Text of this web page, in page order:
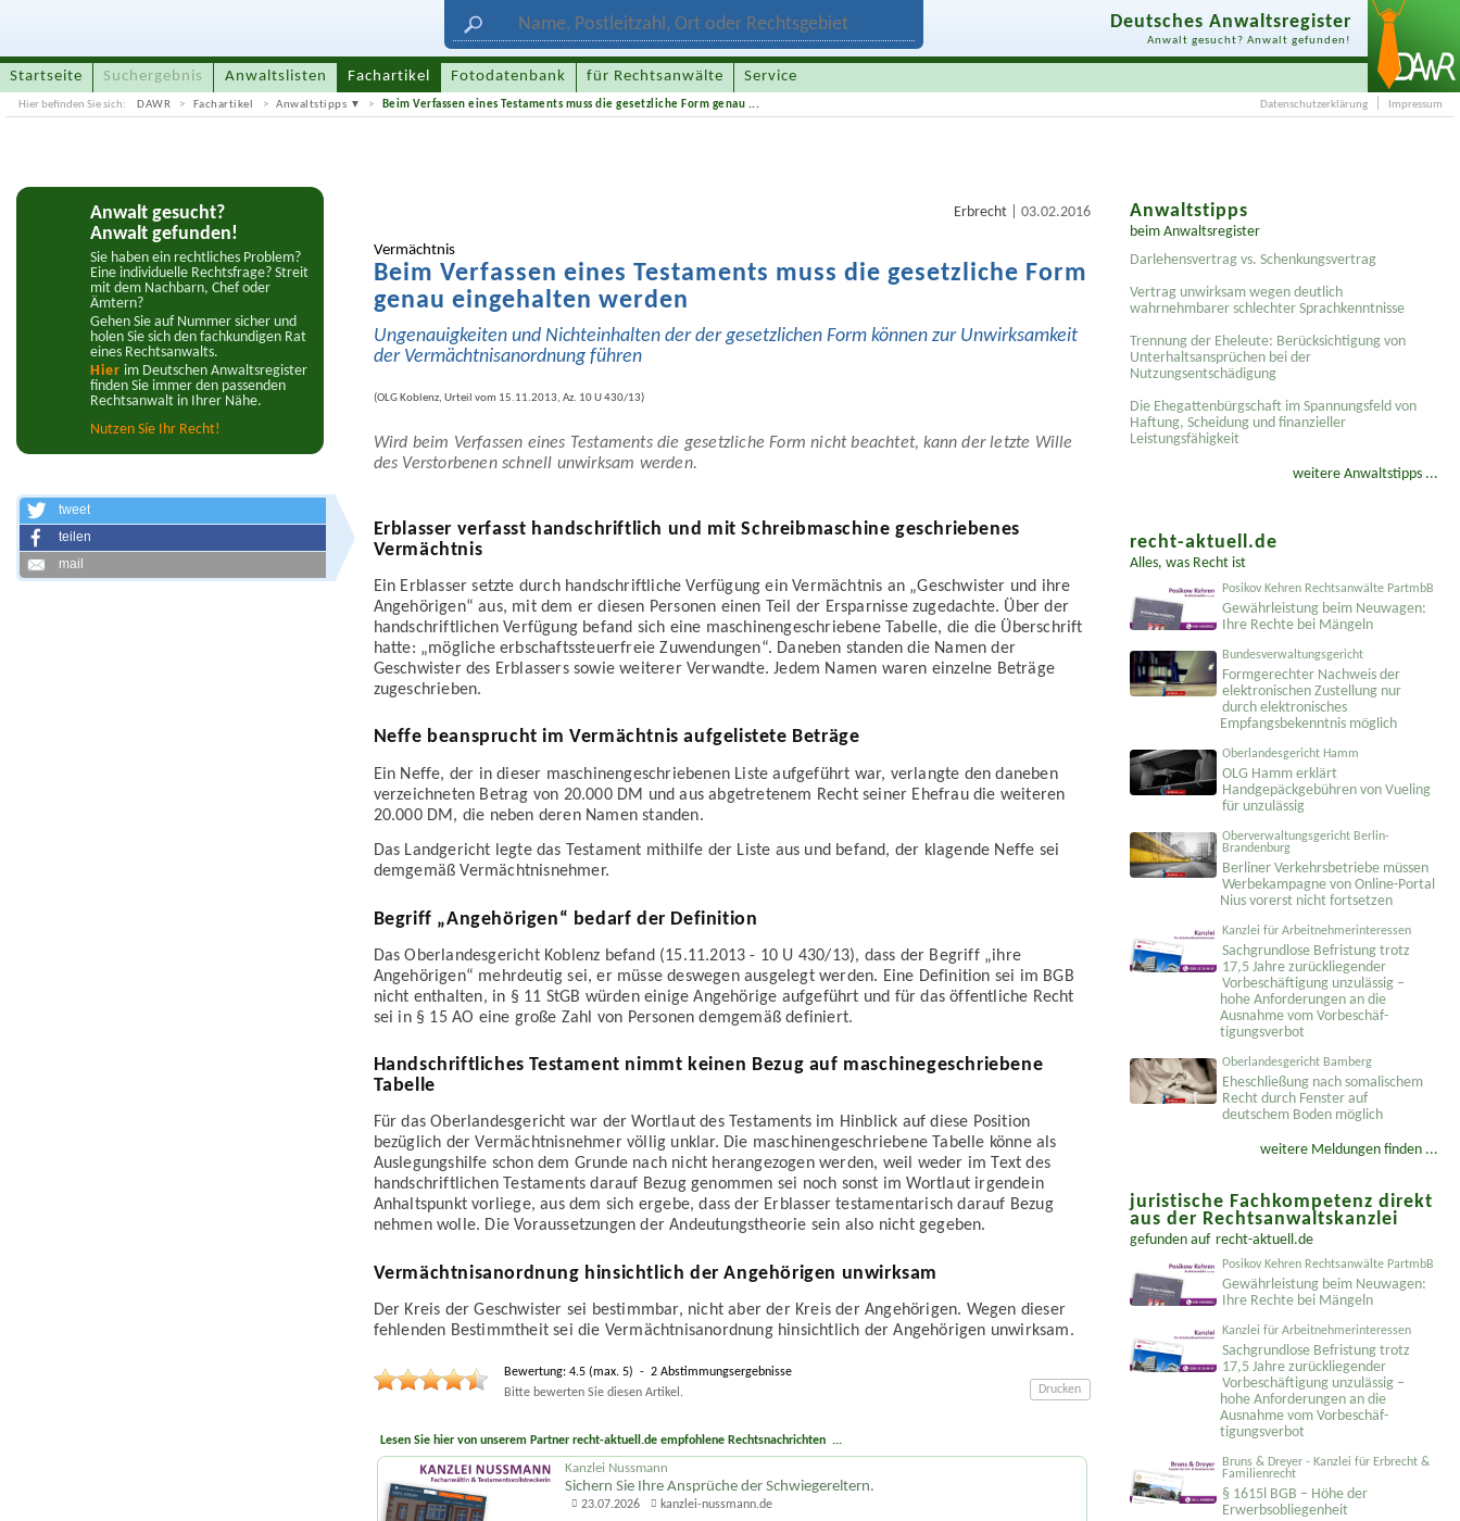
Deutsches Anwaltsregister
Anwalt gesucht? Anwalt gefunden!
Startseite Suchergebnis Anwaltslisten Fachartikel Fotodatenbank für Rechtsanwälte Service
Hier befinden Sie sich: DAWR Fachartikel Anwaltstipps Beim Verfassen eines Testaments muss die gesetzliche Form genau ... Datenschutzerklärung Impressum
Anwalt gesucht?
Anwalt gefunden!
Sie haben ein rechtliches Problem?
Eine individuelle Rechtsfrage? Streit
mit dem Nachbarn, Chef oder
Ämtern?
Gehen Sie auf Nummer sicher und
holen Sie sich den fachkundigen Rat
eines Rechtsanwalts.
Hier im Deutschen Anwaltsregister
finden Sie immer den passenden
Rechtsanwalt in Ihrer Nähe.
Nutzen Síe Ihr Recht!
tweet
teilen
mail
Erbrecht| 03.02.2016
Vermächtnis
Beim Verfassen eines Testaments muss die gesetzliche Form
genau eingehalten werden
Ungenauig­keiten und Nichteinhalten der der gesetzlichen Form können zur Unwirksamkeit
der Vermächtnis­anordnung führen
(OLG Koblenz, Urteil vom 15.11.2013, Az. 10 U 430/13)
Wird beim Verfassen eines Testaments die gesetzliche Form nicht beachtet, kann der letzte Wille
des Verstorbenen schnell unwirksam werden.
Erblasser verfasst handschriftlich und mit Schreibmaschine geschriebenes
Vermächtnis
Ein Erblasser setzte durch handschriftliche Verfügung ein Vermächtnis an „Geschwister und ihre
Angehörigen“ aus, mit dem er diesen Personen einen Teil der Ersparnisse zugedachte. Über der
handschriftlichen Verfügung befand sich eine maschinen­geschriebene Tabelle, die die Über­schrift
hatte: „mögliche erbschafts­steuerfreie Zuwendungen“. Daneben standen die Namen der
Geschwister des Erblassers sowie weiterer Verwandte. Jedem Namen waren einzelne Beträge
zugeschrieben.
Neffe beansprucht im Vermächtnis aufgelistete Beträge
Ein Neffe, der in dieser maschinen­geschriebenen Liste aufgeführt war, verlangte den daneben
verzeichneten Betrag von 20.000 DM und aus abgetretenem Recht seiner Ehefrau die weiteren
20.000 DM, die neben deren Namen standen.
Das Landgericht legte das Testament mithilfe der Liste aus und befand, der klagende Neffe sei
demgemäß Vermächtnis­nehmer.
Begriff „Angehörigen“ bedarf der Definition
Das Oberlandes­gericht Koblenz befand (15.11.2013 - 10 U 430/13), dass der Begriff „ihre
Angehörigen“ mehrdeutig sei, er müsse deswegen ausgelegt werden. Eine Definition sei im BGB
nicht enthalten, in § 11 StGB würden einige Angehörige aufgeführt und für das öffentliche Recht
sei in § 15 AO eine große Zahl von Personen demgemäß definiert.
Handschriftliches Testament nimmt keinen Bezug auf maschinegeschriebene
Tabelle
Für das Oberlandes­gericht war der Wortlaut des Testaments im Hinblick auf diese Position
bezüglich der Vermächtnis­nehmer völlig unklar. Die maschinen­geschriebene Tabelle könne als
Auslegungs­hilfe schon dem Grunde nach nicht herangezogen werden, weil weder im Text des
handschriftlichen Testaments darauf Bezug genommen sei noch sonst im Wortlaut irgendein
Anhaltspunkt vorliege, aus dem sich ergebe, dass der Erblasser testamentarisch darauf Bezug
nehmen wolle. Die Voraus­setzungen der Andeutungs­theorie sein also nicht gegeben.
Vermächtnisanordnung hinsichtlich der Angehörigen unwirksam
Der Kreis der Geschwister sei bestimmbar, nicht aber der Kreis der Angehörigen. Wegen dieser
fehlenden Bestimmtheit sei die Vermächtnis­anordnung hinsichtlich der Angehörigen unwirksam.
Bewertung: 4.5(max. 5) - 2Abstimmungsergebnisse
Bitte bewerten Sie diesen Artikel.
Drucken
Lesen Sie hier von unserem Partner recht-aktuell.de empfohlene Rechtsnachrichten ...
Kanzlei Nussmann
Sichern Sie Ihre Ansprüche der Schwiegereltern.
23.07.2026 kanzlei-nussmann.de
Anwaltstipps
beim Anwaltsregister
Darlehensvertrag vs. Schenkungsvertrag
Vertrag unwirksam wegen deutlich
wahrnehmbarer schlechter Sprachkenntnisse
Trennung der Eheleute: Berücksichtigung von
Unterhaltsansprüchen bei der
Nutzungsentschädigung
Die Ehegattenbürgschaft im Spannungsfeld von
Haftung, Scheidung und finanzieller
Leistungsfähigkeit
weitere Anwaltstipps ...
recht-aktuell.de
Alles, was Recht ist
Posikov Kehren Rechtsanwälte PartmbB
Gewährleistung beim Neuwagen:
Ihre Rechte bei Mängeln
Bundesverwaltungsgericht
Formgerechter Nachweis der
elektronischen Zustellung nur
durch elektronisches
Empfangsbekenntnis möglich
Oberlandesgericht Hamm
OLG Hamm erklärt
Handgepäckgebühren von Vueling
für unzulässig
Oberverwaltungsgericht Berlin-
Brandenburg
Berliner Verkehrsbetriebe müssen
Werbekampagne von Online-Portal
Nius vorerst nicht fortsetzen
Kanzlei für Arbeitnehmerinteressen
Sachgrundlose Befristung trotz
17,5 Jahre zurückliegender
Vorbeschäftigung unzulässig –
hohe Anforderungen an die
Ausnahme vom Vorbeschäf­
tigungsverbot
Oberlandesgericht Bamberg
Eheschließung nach somalischem
Recht durch Fenster auf
deutschem Boden möglich
weitere Meldungen finden ...
juristische Fachkompetenz direkt
aus der Rechtsanwaltskanzlei
gefunden auf recht-aktuell.de
Posikov Kehren Rechtsanwälte PartmbB
Gewährleistung beim Neuwagen:
Ihre Rechte bei Mängeln
Kanzlei für Arbeitnehmerinteressen
Sachgrundlose Befristung trotz
17,5 Jahre zurückliegender
Vorbeschäftigung unzulässig –
hohe Anforderungen an die
Ausnahme vom Vorbeschäf­
tigungsverbot
Bruns & Dreyer - Kanzlei für Erbrecht &
Familienrecht
§ 1615l BGB – Höhe der
Erwerbsobliegenheit